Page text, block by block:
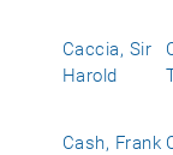
Caccia, Sir
Harold
Cash, Frank